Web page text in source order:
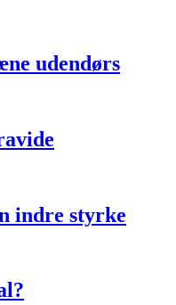
udendørs
indre styrke